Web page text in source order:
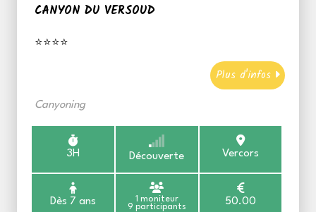
CANYON DU VERSOUD
⭐⭐⭐⭐
Plus d'infos
Canyoning
3H Découverte Vercors
Dès 7 ans
1 moniteur
9 participants
50.00